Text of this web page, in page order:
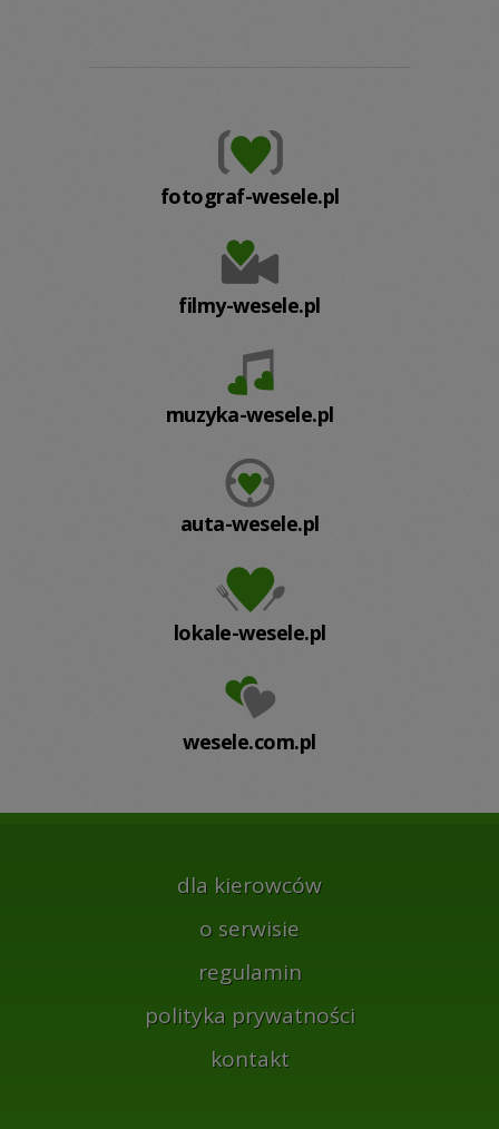
fotograf-wesele.pl
filmy-wesele.pl
muzyka-wesele.pl
auta-wesele.pl
lokale-wesele.pl
wesele.com.pl
dla kierowców
o serwisie
regulamin
polityka prywatności
kontakt